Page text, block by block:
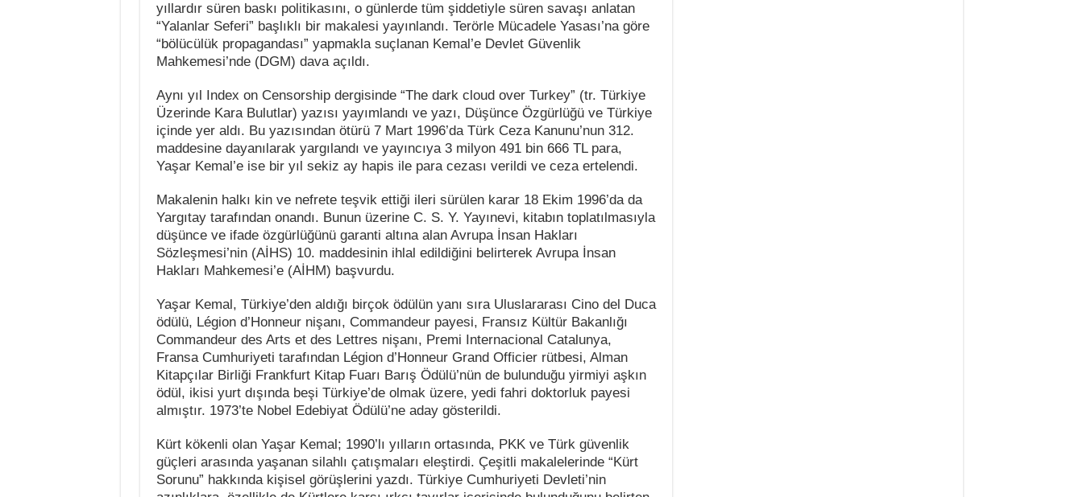
yıllardır süren baskı politikasını, o günlerde tüm şiddetiyle süren savaşı anlatan
“Yalanlar Seferi” başlıklı bir makalesi yayınlandı. Terörle Mücadele Yasası’na göre
“bölücülük propagandası” yapmakla suçlanan Kemal’e Devlet Güvenlik
Mahkemesi’nde (DGM) dava açıldı.
Aynı yıl Index on Censorship dergisinde “The dark cloud over Turkey” (tr. Türkiye
Üzerinde Kara Bulutlar) yazısı yayımlandı ve yazı, Düşünce Özgürlüğü ve Türkiye
içinde yer aldı. Bu yazısından ötürü 7 Mart 1996’da Türk Ceza Kanunu’nun 312.
maddesine dayanılarak yargılandı ve yayıncıya 3 milyon 491 bin 666 TL para,
Yaşar Kemal’e ise bir yıl sekiz ay hapis ile para cezası verildi ve ceza ertelendi.
Makalenin halkı kin ve nefrete teşvik ettiği ileri sürülen karar 18 Ekim 1996’da da
Yargıtay tarafından onandı. Bunun üzerine C. S. Y. Yayınevi, kitabın toplatılmasıyla
düşünce ve ifade özgürlüğünü garanti altına alan Avrupa İnsan Hakları
Sözleşmesi’nin (AİHS) 10. maddesinin ihlal edildiğini belirterek Avrupa İnsan
Hakları Mahkemesi’e (AİHM) başvurdu.
Yaşar Kemal, Türkiye’den aldığı birçok ödülün yanı sıra Uluslararası Cino del Duca
ödülü, Légion d’Honneur nişanı, Commandeur payesi, Fransız Kültür Bakanlığı
Commandeur des Arts et des Lettres nişanı, Premi Internacional Catalunya,
Fransa Cumhuriyeti tarafından Légion d’Honneur Grand Officier rütbesi, Alman
Kitapçılar Birliği Frankfurt Kitap Fuarı Barış Ödülü’nün de bulunduğu yirmiyi aşkın
ödül, ikisi yurt dışında beşi Türkiye’de olmak üzere, yedi fahri doktorluk payesi
almıştır. 1973’te Nobel Edebiyat Ödülü’ne aday gösterildi.
Kürt kökenli olan Yaşar Kemal; 1990’lı yılların ortasında, PKK ve Türk güvenlik
güçleri arasında yaşanan silahlı çatışmaları eleştirdi. Çeşitli makalelerinde “Kürt
Sorunu” hakkında kişisel görüşlerini yazdı. Türkiye Cumhuriyeti Devleti’nin